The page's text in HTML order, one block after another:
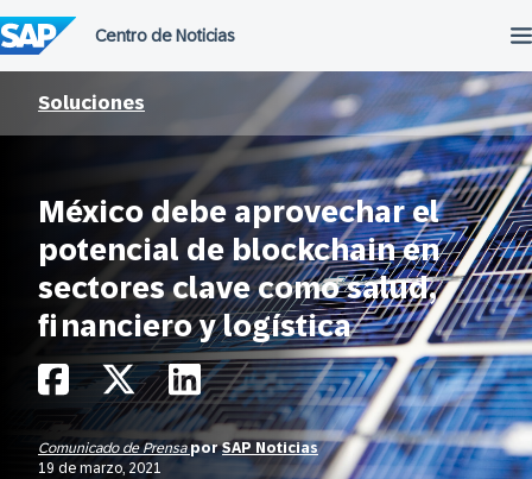
al
contenido
Soluciones
México debe aprovechar el
potencial de blockchain en
sectores clave como salud,
financiero y logística
Comunicado de PrensaporSAP Noticias
19 de marzo, 2021